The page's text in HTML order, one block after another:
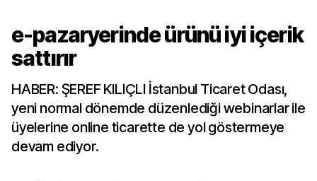
e-pazaryerinde ürünü iyi içerik
sattırır
HABER: ŞEREF KILIÇLI İstanbul Ticaret Odası,
yeni normal dönemde düzenlediği webinarlar ile
üyelerine online ticarette de yol göstermeye
devam ediyor.